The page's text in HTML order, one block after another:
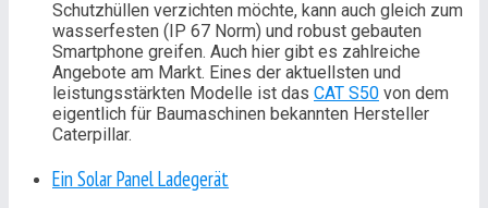
Schutzhüllen verzichten möchte, kann auch gleich zum
wasserfesten (IP 67 Norm) und robust gebauten
Smartphone greifen. Auch hier gibt es zahlreiche
Angebote am Markt. Eines der aktuellsten und
leistungsstärkten Modelle ist das CAT S50 von dem
eigentlich für Baumaschinen bekannten Hersteller
Caterpillar.
Ein Solar Panel Ladegerät